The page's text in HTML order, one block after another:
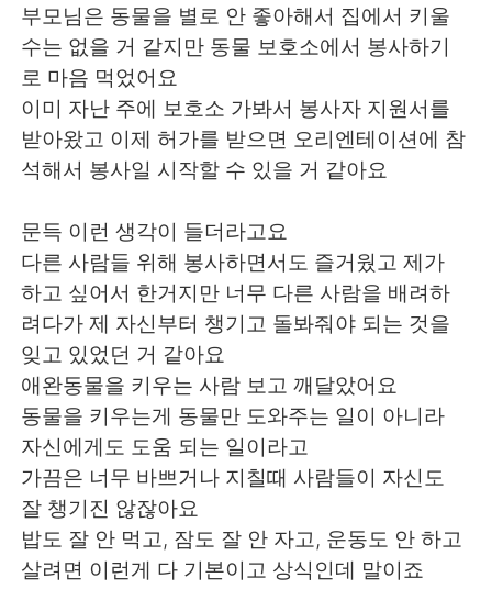
부모님은 동물을 별로 안 좋아해서 집에서 키울
수는 없을 거 같지만 동물 보호소에서 봉사하기
로 마음 먹었어요
이미 자난 주에 보호소 가봐서 봉사자 지원서를
받아왔고 이제 허가를 받으면 오리엔테이션에 참
석해서 봉사일 시작할 수 있을 거 같아요
문득 이런 생각이 들더라고요
다른 사람들 위해 봉사하면서도 즐거웠고 제가
하고 싶어서 한거지만 너무 다른 사람을 배려하
려다가 제 자신부터 챙기고 돌봐줘야 되는 것을
잊고 있었던 거 같아요
애완동물을 키우는 사람 보고 깨달았어요
동물을 키우는게 동물만 도와주는 일이 아니라
자신에게도 도움 되는 일이라고
가끔은 너무 바쁘거나 지칠때 사람들이 자신도
잘 챙기진 않잖아요
밥도 잘 안 먹고, 잠도 잘 안 자고, 운동도 안 하고
살려면 이런게 다 기본이고 상식인데 말이죠